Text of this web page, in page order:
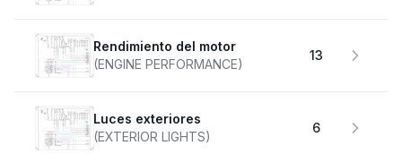
Rendimiento del motor
(ENGINE PERFORMANCE)
13
Luces exteriores
(EXTERIOR LIGHTS)
6